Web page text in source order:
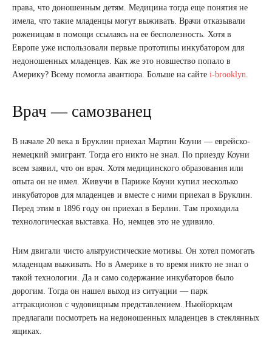
права, что доношенным детям. Медицина тогда еще понятия не
имела, что такие младенцы могут выживать. Врачи отказывали
роженицам в помощи ссылаясь на ее бесполезность. Хотя в
Европе уже использовали первые прототипы инкубатором для
недоношенных младенцев. Как же это новшество попало в
Америку? Всему помогла авантюра. Больше на сайте i-brooklyn.
Врач — самозванец
В начале 20 века в Бруклин приехал Мартин Коуни — еврейско-
немецкий эмигрант. Тогда его никто не знал. По приезду Коуни
всем заявил, что он врач. Хотя медицинского образования или
опыта он не имел. Живучи в Париже Коуни купил несколько
инкубаторов для младенцев и вместе с ними приехал в Бруклин.
Перед этим в 1896 году он приехал в Берлин. Там проходила
технологическая выставка. Но, немцев это не удивило.
Ним двигали чисто альтруистические мотивы. Он хотел помогать
младенцам выживать. Но в Америке в то время никто не знал о
такой технологии. Да и само содержание инкубаторов было
дорогим. Тогда он нашел выход из ситуации — парк
аттракционов с чудовищным представлением. Ньюйоркцам
предлагали посмотреть на недоношенных младенцев в стеклянных
ящиках.